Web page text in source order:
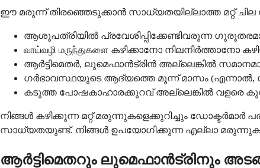
ഈ മരുന്ന് തിരഞ്ഞെടുക്കാൻ സാധ്യതയില്ലാത്ത മറ്റ്
ആശുപത്രിയിൽ പ്രവേശിപ്പിക്കേണ്ടിവരുന്ന
வாய்வழி மருந்துகளை കഴിക്കാനോ നിലനിർത്താനോ
ആർട്ടിമെതർ, ലുമെഫാൻട്രിൻ അല്ലെങ്കിൽ
ഗർഭാവസ്ഥയുടെ ആദ്യത്തെ മൂന്ന് മാസം
കടുത്ത പോഷകാഹാരക്കുറവ് അല്ലെങ്കിൽ വളരെ
നിങ്ങൾ കഴിക്കുന്ന മറ്റ് മരുന്നുകളെക്കുറിച്ചും
സാധ്യതയുണ്ട്. നിങ്ങൾ ഉപയോഗിക്കുന്ന എല്ലാ
ആർട്ടിമെതറും ലുമെഫാൻട്രിനും